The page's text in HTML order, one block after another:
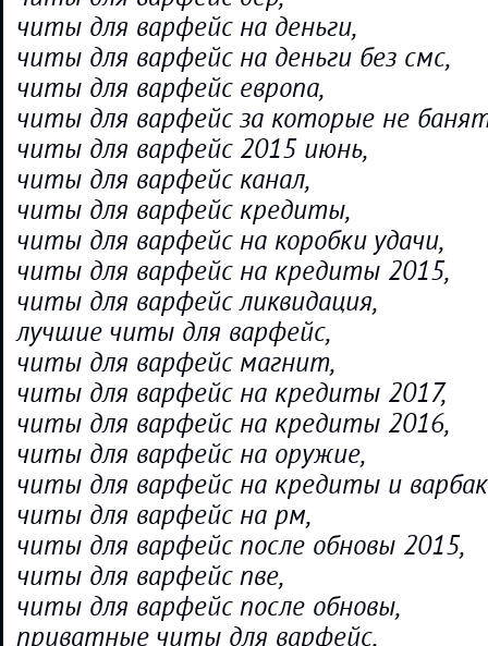
читы для варфейс на деньги,
читы для варфейс на деньги без смс,
читы для варфейс европа,
читы для варфейс за которые не
читы для варфейс 2015 июнь,
читы для варфейс канал,
читы для варфейс кредиты,
читы для варфейс на коробки удачи,
читы для варфейс на кредиты 2015,
читы для варфейс ликвидация,
лучшие читы для варфейс,
читы для варфейс магнит,
читы для варфейс на кредиты 2017,
читы для варфейс на кредиты 2016,
читы для варфейс на оружие,
читы для варфейс на кредиты и
читы для варфейс на рм,
читы для варфейс после обновы 2015,
читы для варфейс пве,
читы для варфейс после обновы,
приватные читы для варфейс,